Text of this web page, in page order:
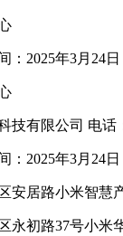
：2025年3月24日
技有限公司 电话
：2025年3月24日
安居路小米智慧
永初路37号小米